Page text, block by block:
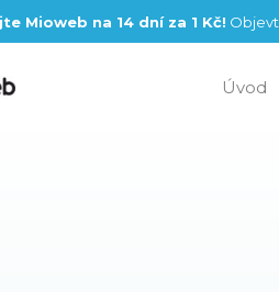
Mioweb na 14 dní za 1 Kč!
Úvod